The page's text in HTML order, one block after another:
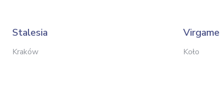
Stalesia
Kraków Koło